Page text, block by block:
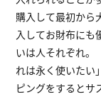
購入して最初から
入してお財布にも
いは人それぞれ。
れは永く使いたい
ピングをするとサ